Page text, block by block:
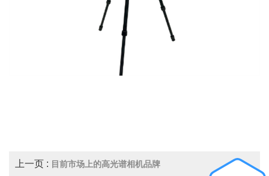
上一页 : 目前市场上的高光谱相机品牌